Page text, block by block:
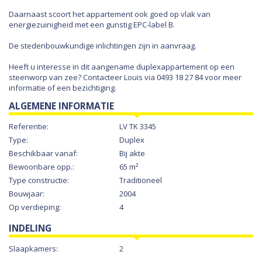
Daarnaast scoort het appartement ook goed op vlak van
energiezuinigheid met een gunstig EPC-label B.
De stedenbouwkundige inlichtingen zijn in aanvraag.
Heeft u interesse in dit aangename duplexappartement op een
steenworp van zee? Contacteer Louis via 0493 18 27 84 voor meer
informatie of een bezichtiging.
ALGEMENE INFORMATIE
Referentie:
LV TK 3345
Type:
Duplex
Beschikbaar vanaf:
Bij akte
Bewoonbare opp.:
65 m²
Type constructie:
Traditioneel
Bouwjaar:
2004
Op verdieping:
4
INDELING
Slaapkamers:
2